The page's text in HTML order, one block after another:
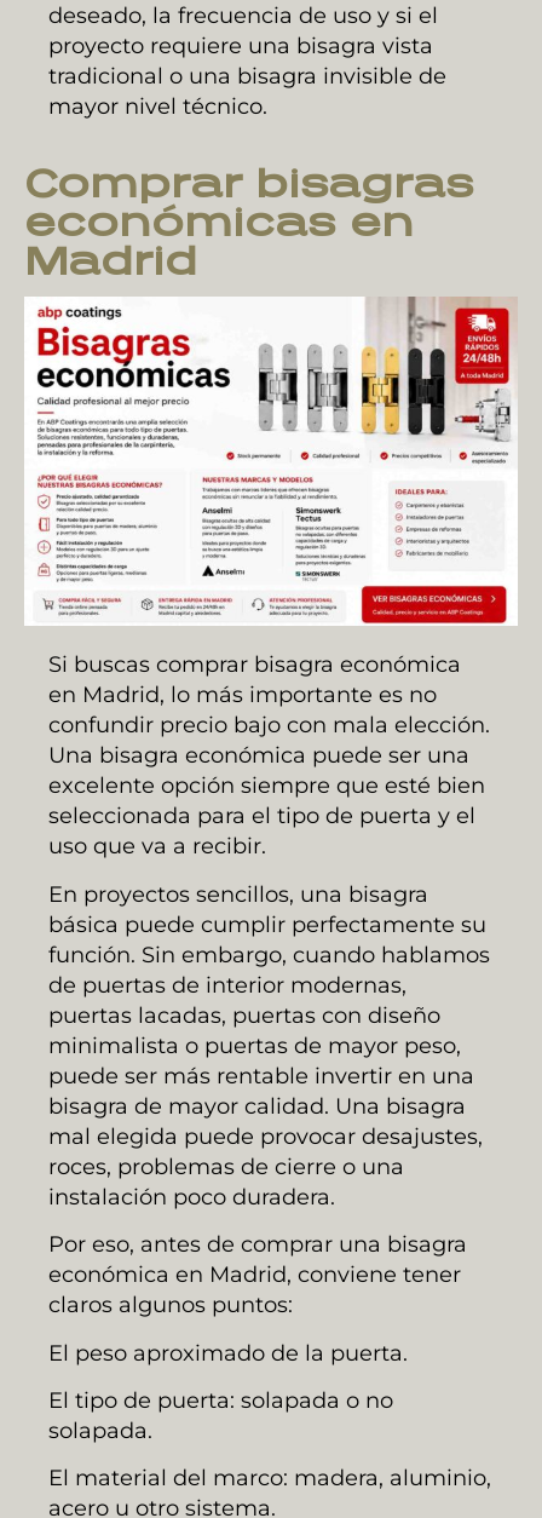
deseado, la frecuencia de uso y si el
proyecto requiere una bisagra vista
tradicional o una bisagra invisible de
mayor nivel técnico.
Comprar bisagras
económicas en
Madrid
Si buscas comprar bisagra económica
en Madrid, lo más importante es no
confundir precio bajo con mala elección.
Una bisagra económica puede ser una
excelente opción siempre que esté bien
seleccionada para el tipo de puerta y el
uso que va a recibir.
En proyectos sencillos, una bisagra
básica puede cumplir perfectamente su
función. Sin embargo, cuando hablamos
de puertas de interior modernas,
puertas lacadas, puertas con diseño
minimalista o puertas de mayor peso,
puede ser más rentable invertir en una
bisagra de mayor calidad. Una bisagra
mal elegida puede provocar desajustes,
roces, problemas de cierre o una
instalación poco duradera.
Por eso, antes de comprar una bisagra
económica en Madrid, conviene tener
claros algunos puntos:
El peso aproximado de la puerta.
El tipo de puerta: solapada o no
solapada.
El material del marco: madera, aluminio,
acero u otro sistema.